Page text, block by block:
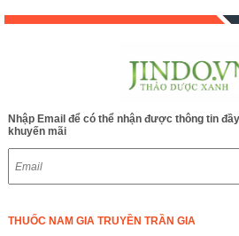
Nhập Email để có thể nhận được thông tin
khuyến mãi
THUỐC NAM GIA TRUYỀN TRẦN GIA